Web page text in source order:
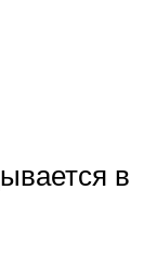
в